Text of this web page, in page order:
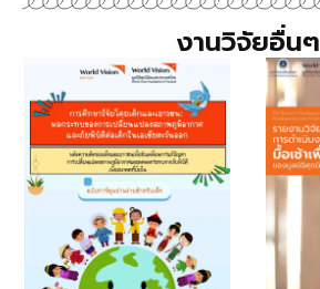
งานวิจัยอื่นๆ